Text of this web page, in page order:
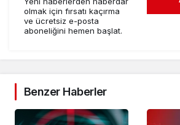
olmak için fırsatı kaçırma
ve ücretsiz e-posta
aboneliğini hemen başlat.
Benzer Haberler